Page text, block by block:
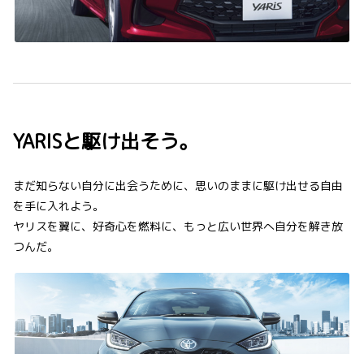
YARISと駆け出そう。
まだ知らない自分に出会うために、思いのままに駆け出せる自由
を手に入れよう。
ヤリスを翼に、好奇心を燃料に、もっと広い世界へ自分を解き放
つんだ。